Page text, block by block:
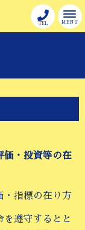
MENU
TEL
価・投資等の在
・指標の在り方
遵守するとと